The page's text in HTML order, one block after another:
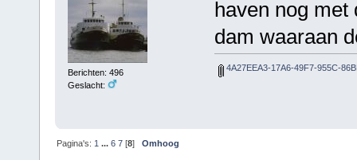
Berichten: 496
Geslacht:
haven nog met
dam waaraan
4A27EEA3-17A6-49F7-955C-
Pagina's: 1 ...6 7 [8]Omhoog